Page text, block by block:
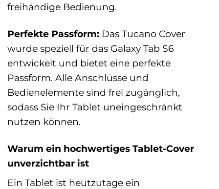
freihändige Bedienung.
Perfekte Passform: Das Tucano Cover
wurde speziell für das Galaxy Tab S6
entwickelt und bietet eine perfekte
Passform. Alle Anschlüsse und
Bedienelemente sind frei zugänglich,
sodass Sie Ihr Tablet uneingeschränkt
nutzen können.
Warum ein hochwertiges Tablet-Cover
unverzichtbar ist
Ein Tablet ist heutzutage ein